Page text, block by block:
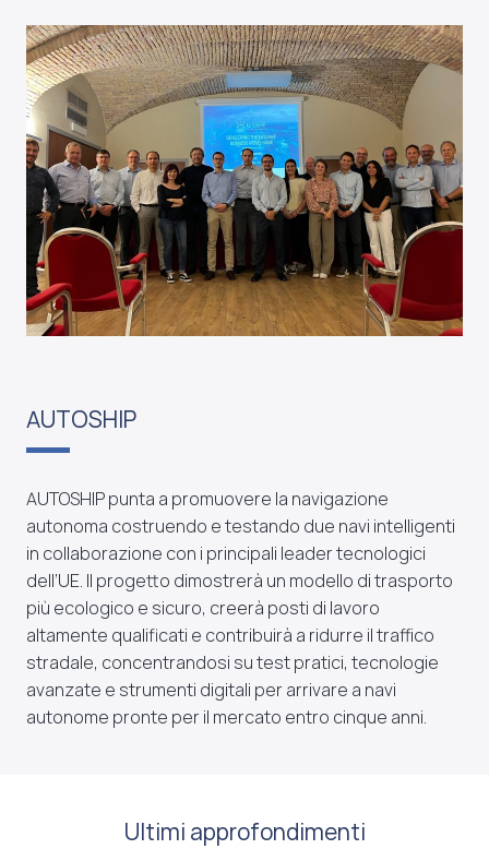
AUTOSHIP
AUTOSHIP punta a promuovere la navigazione
autonoma costruendo e testando due navi intelligenti
in collaborazione con i principali leader tecnologici
dell’UE. Il progetto dimostrerà un modello di trasporto
più ecologico e sicuro, creerà posti di lavoro
altamente qualificati e contribuirà a ridurre il traffico
stradale, concentrandosi su test pratici, tecnologie
avanzate e strumenti digitali per arrivare a navi
autonome pronte per il mercato entro cinque anni.
Ultimi approfondimenti